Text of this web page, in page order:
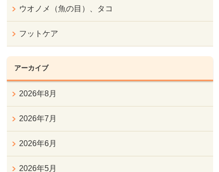
ウオノメ（魚の目）、タコ
フットケア
アーカイブ
2026年8月
2026年7月
2026年6月
2026年5月